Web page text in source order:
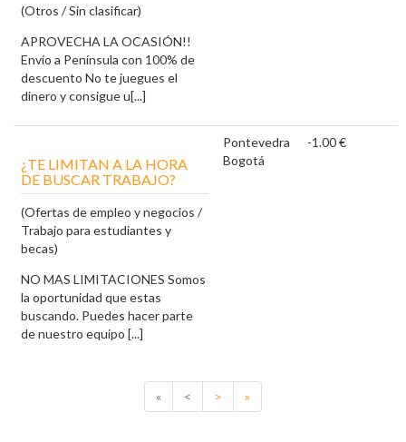
(Otros / Sin clasificar)
APROVECHA LA OCASIÓN!!
Envío a Península con 100% de
descuento No te juegues el
dinero y consigue u[...]
¿TE LIMITAN A LA HORA
DE BUSCAR TRABAJO?
(Ofertas de empleo y negocios /
Trabajo para estudiantes y
becas)
NO MAS LIMITACIONES Somos
la oportunidad que estas
buscando. Puedes hacer parte
de nuestro equipo [...]
Pontevedra
Bogotá
-1.00 €
« < > »